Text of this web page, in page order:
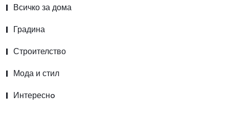
Всичко за дома
Градина
Строителство
Мода и стил
Интереснo